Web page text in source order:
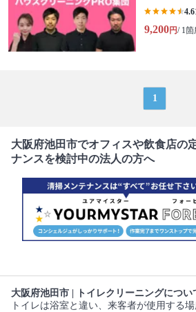
9,200円/ 1箇
1
大阪府池田市でオフィスや飲食店の
ナンスを検討中の法人の方へ
大阪府池田市 | トイレクリーニングについ
トイレは浴室と違い、来客者が使用する